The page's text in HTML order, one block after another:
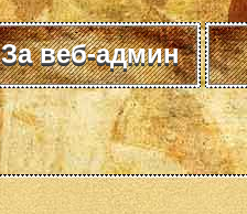
За веб-админ